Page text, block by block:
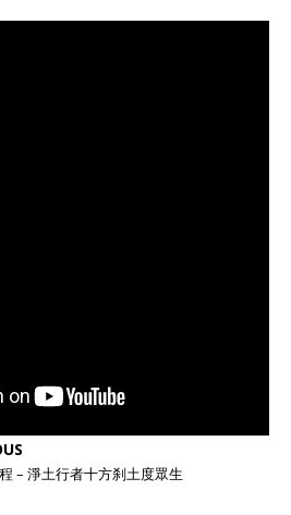
– 淨土行者​十方刹土度眾生